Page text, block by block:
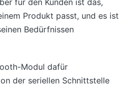
Produkt passt, und es ist
Bedürfnissen
Modul dafür
der seriellen Schnittstelle